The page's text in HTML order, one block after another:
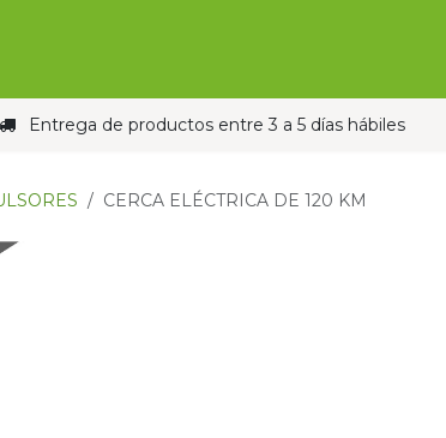
Entrega de productos entre 3 a 5 días hábiles
CERCA ELÉCTRICA DE 120 KM